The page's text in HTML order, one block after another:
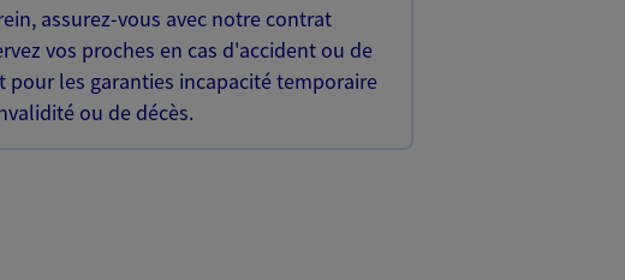
assurez-vous avec notre contrat
vos proches en cas d'accident ou de
pour les garanties incapacité temporaire
ou de décès.